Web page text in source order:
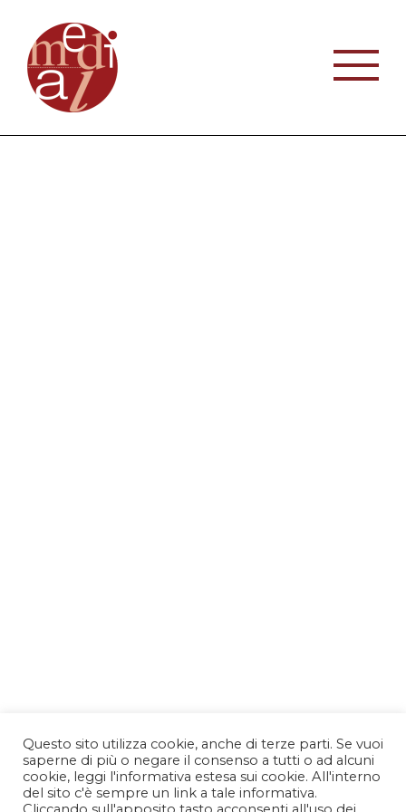
Questo sito utilizza cookie, anche di terze parti. Se vuoi
saperne di più o negare il consenso a tutti o ad alcuni
cookie, leggi l'informativa estesa sui cookie. All'interno
del sito c'è sempre un link a tale informativa.